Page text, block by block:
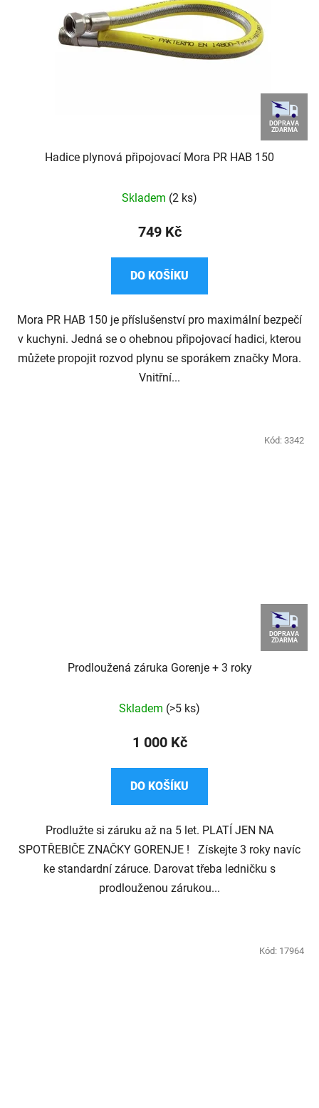
DOPRAVA
ZDARMA
Hadice plynová připojovací Mora PR HAB 150
Skladem (2 ks)
749 Kč
DO KOŠÍKU
Mora PR HAB 150 je příslušenství pro maximální bezpečí
v kuchyni. Jedná se o ohebnou připojovací hadici, kterou
můžete propojit rozvod plynu se sporákem značky Mora.
Vnitřní...
DOPRAVA
ZDARMA
Prodloužená záruka Gorenje + 3 roky
hodnocení
produktu
z
hvězdiček.
Skladem (>5 ks)
1 000 Kč
DO KOŠÍKU
Prodlužte si záruku až na 5 let. PLATÍ JEN NA
SPOTŘEBIČE ZNAČKY GORENJE ! Získejte 3 roky navíc
ke standardní záruce. Darovat třeba ledničku s
prodlouženou zárukou...
Kód: 3342
Kód: 17964